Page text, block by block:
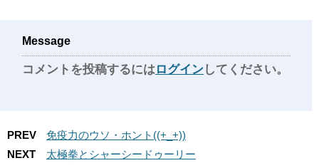
Message
コメントを投稿するにはログインしてください。
PREV
免疫力のウソ・ホント((+_+))
NEXT
太極拳とシャーシードゥーリー